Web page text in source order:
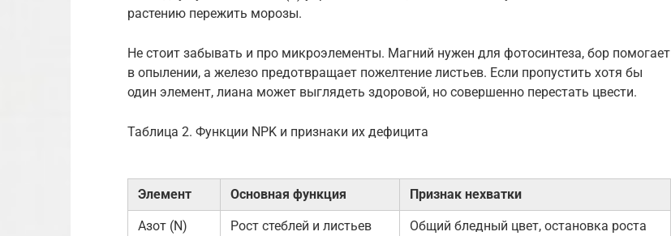
растению пережить морозы.
Не стоит забывать и про микроэлементы. Магний нужен для фотосинтеза, бор помогает
в опылении, а железо предотвращает пожелтение листьев. Если пропустить хотя бы
один элемент, лиана может выглядеть здоровой, но совершенно перестать цвести.
Таблица 2. Функции NPK и признаки их дефицита
Элемент Основная функция Признак нехватки
Азот (N) Рост стеблей и листьев Общий бледный цвет, остановка роста